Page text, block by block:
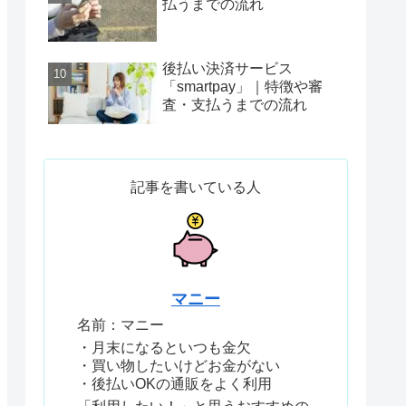
払うまでの流れ
後払い決済サービス
「smartpay」｜特徴や審
査・支払うまでの流れ
記事を書いている人
マニー
名前：マニー
・月末になるといつも金欠
・買い物したいけどお金がない
・後払いOKの通販をよく利用